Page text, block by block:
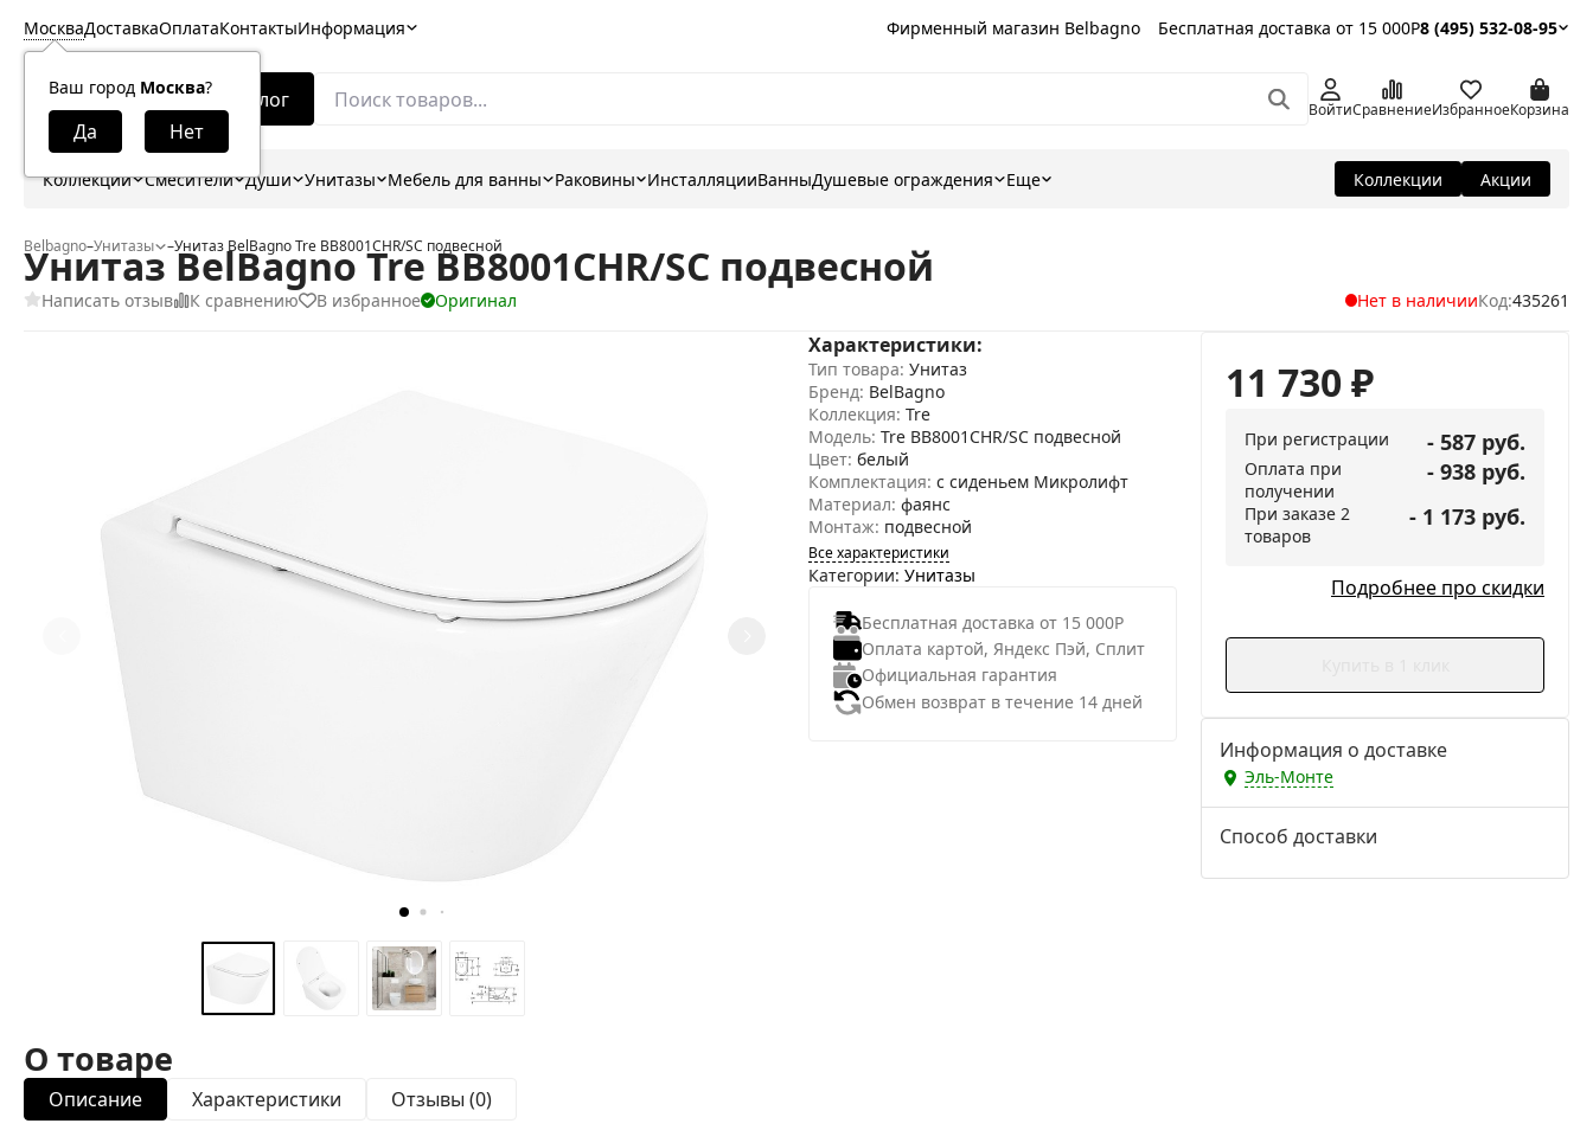
Москва
Ваш город Москва?
ДоставкаОплатаКонтактыИнформация Фирменный магазин Belbagno Бесплатная доставка от 15 000Р8 (495) 532-08-95
Каталог ВойтиСравнениеИзбранноеКорзина
Коллекции Смесители Души Унитазы Мебель для ванны Раковины ИнсталляцииВанныДушевые ограждения Еще Коллекции Акции
Belbagno–Унитазы –Унитаз BelBagno Tre BB8001CHR/SC подвесной
Унитаз BelBagno Tre BB8001CHR/SC подвесной
Написать отзыв К сравнению В избранное Оригинал Нет в наличииКод:435261
Характеристики:
Тип товара: Унитаз
Бренд: BelBagno
Коллекция: Tre
Модель: Tre BB8001CHR/SC подвесной
Цвет: белый
Комплектация: с сиденьем Микролифт
Материал: фаянс
Монтаж: подвесной
Все характеристики
Категории: Унитазы
Бесплатная доставка от 15 000Р
Оплата картой, Яндекс Пэй, Сплит
Официальная гарантия
Обмен возврат в течение 14 дней
11 730₽
При регистрации - 587 руб.
Оплата при
получении
- 938 руб.
При заказе 2
товаров
- 1 173 руб.
Подробнее про скидки
Информация о доставке
Эль-Монте
Способ доставки
О товаре
Описание Характеристики Отзывы (0)